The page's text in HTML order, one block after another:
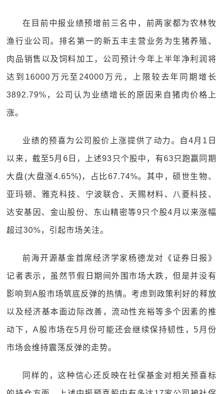
在目前中报业绩预增前三名中，前两家都为农林牧
渔行业公司。排名第一的新五丰主营业务为生猪养殖、
肉品销售以及饲料加工，公司预计今年上半年净利润将
达到16000万元至24000万元，上限较去年同期增长
3892.79%，公司认为业绩增长的原因来自猪肉价格上
涨。
业绩的预喜为公司股价上涨提供了动力。自4月1日
以来，截至5月6日，上述93只个股中，有63只跑赢同期
大盘(大盘涨4.65%)，占比67.74%。其中，硕世生物、
亚玛顿、雅克科技、宁波联合、天赐材料、八菱科技、
达安基因、金山股份、东山精密等9只个股4月以来涨幅
超过30%，引起市场关注。
前海开源基金首席经济学家杨德龙对《证券日报》
记者表示，虽然节假日期间外围市场大跌，但是并没有
影响到A股市场筑底反弹的热情。考虑到政策利好的释放
以及经济基本面边际改善，流动性充裕等多个因素的推
动下，A股市场在5月份可能还会继续保持韧性，5月份
市场会维持震荡反弹的走势。
同样的，这种信心还反映在社保基金对相关预喜标